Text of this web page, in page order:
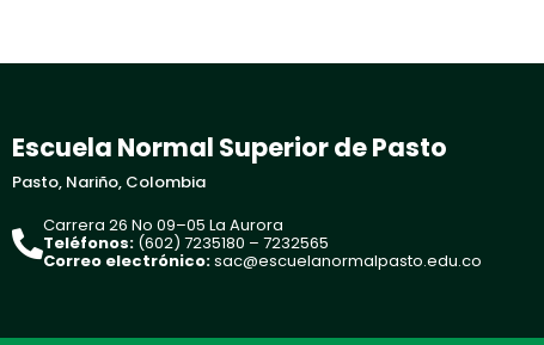
Escuela Normal Superior de Pasto
Pasto, Nariño, Colombia
Carrera 26 No 09–05 La Aurora
Teléfonos: (602) 7235180 – 7232565
Correo electrónico:sac@escuelanormalpasto.edu.co